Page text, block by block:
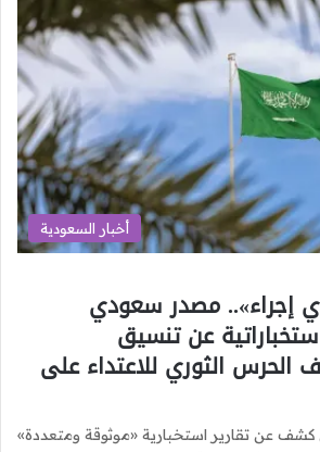
أخبار السعودية
إجراء».. مصدر سعودي
عن تنسيق
الحرس الثوري للاعتداء على
عن تقارير استخبارية «موثوقة ومتعددة»